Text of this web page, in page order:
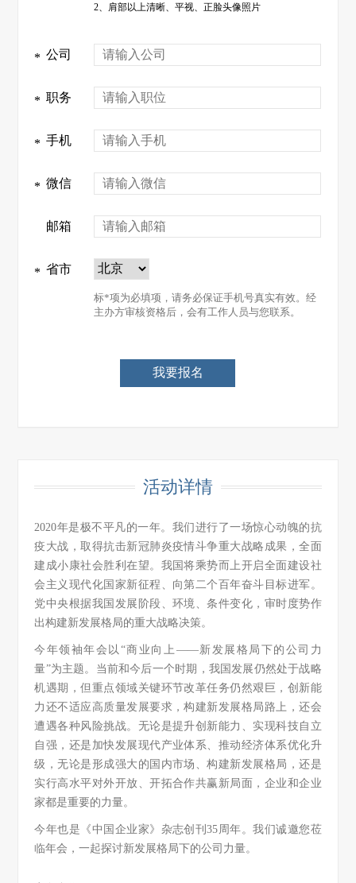
2、肩部以上清晰、平视、正脸头像照片
* 公司
* 职务
* 手机
* 微信
邮箱
* 省市
标*项为必填项，请务必保证手机号真实有效。经
主办方审核资格后，会有工作人员与您联系。
活动详情
2020年是极不平凡的一年。我们进行了一场惊心动魄的抗
疫大战，取得抗击新冠肺炎疫情斗争重大战略成果，全面
建成小康社会胜利在望。我国将乘势而上开启全面建设社
会主义现代化国家新征程、向第二个百年奋斗目标进军。
党中央根据我国发展阶段、环境、条件变化，审时度势作
出构建新发展格局的重大战略决策。
今年领袖年会以“商业向上——新发展格局下的公司力
量”为主题。当前和今后一个时期，我国发展仍然处于战略
机遇期，但重点领域关键环节改革任务仍然艰巨，创新能
力还不适应高质量发展要求，构建新发展格局路上，还会
遭遇各种风险挑战。无论是提升创新能力、实现科技自立
自强，还是加快发展现代产业体系、推动经济体系优化升
级，无论是形成强大的国内市场、构建新发展格局，还是
实行高水平对外开放、开拓合作共赢新局面，企业和企业
家都是重要的力量。
今年也是《中国企业家》杂志创刊35周年。我们诚邀您莅
临年会，一起探讨新发展格局下的公司力量。